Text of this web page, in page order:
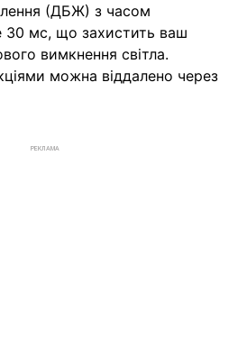
(ДБЖ) з часом
30 мс, що захистить ваш
вимкнення світла.
можна віддалено через
РЕКЛАМА